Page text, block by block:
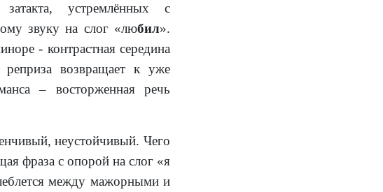
устремлённых с
звуку на слог «любил».
- контрастная середина
возвращает к уже
– восторженная речь
неустойчивый. Чего
фраза с опорой на слог «я
между мажорными и